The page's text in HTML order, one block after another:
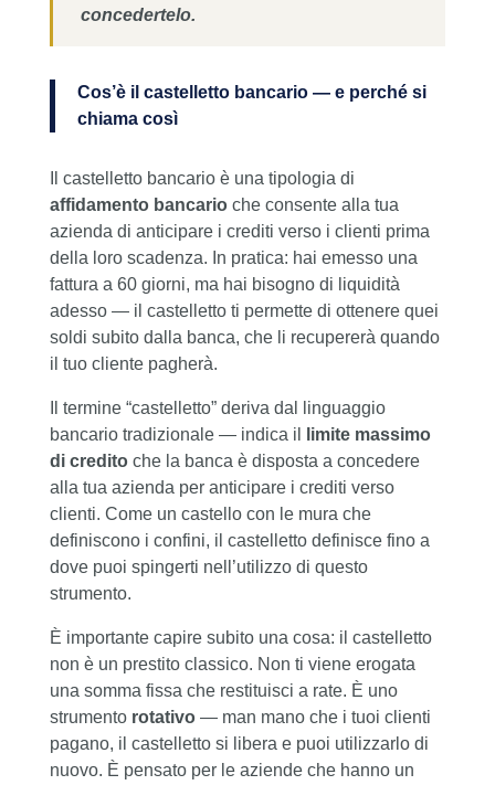
concedertelo.
Cos’è il castelletto bancario — e perché si
chiama così
Il castelletto bancario è una tipologia di
affidamento bancarioche consente alla tua
azienda di anticipare i crediti verso i clienti prima
della loro scadenza. In pratica: hai emesso una
fattura a 60 giorni, ma hai bisogno di liquidità
adesso — il castelletto ti permette di ottenere quei
soldi subito dalla banca, che li recupererà quando
il tuo cliente pagherà.
Il termine “castelletto” deriva dal linguaggio
bancario tradizionale — indica il
limite massimo
di creditoche la banca è disposta a concedere
alla tua azienda per anticipare i crediti verso
clienti. Come un castello con le mura che
definiscono i confini, il castelletto definisce fino a
dove puoi spingerti nell’utilizzo di questo
strumento.
È importante capire subito una cosa: il castelletto
non è un prestito classico. Non ti viene erogata
una somma fissa che restituisci a rate. È uno
strumento rotativo— man mano che i tuoi clienti
pagano, il castelletto si libera e puoi utilizzarlo di
nuovo. È pensato per le aziende che hanno un